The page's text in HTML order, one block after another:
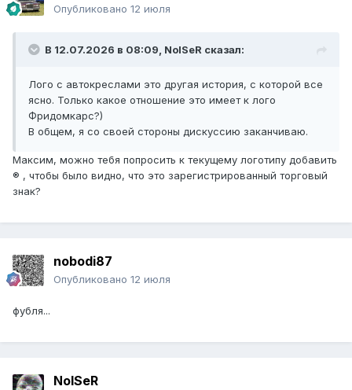
Опубликовано 12 июля
В 12.07.2026 в 08:09, NoISeR сказал:
Лого с автокреслами это другая история, с которой все
ясно. Только какое отношение это имеет к лого
Фридомкарс?)
В общем, я со своей стороны дискуссию заканчиваю.
Максим, можно тебя попросить к текущему логотипу добавить
® , чтобы было видно, что это зарегистрированный торговый
знак?
nobodi87
Опубликовано 12 июля
фубля...
NoISeR